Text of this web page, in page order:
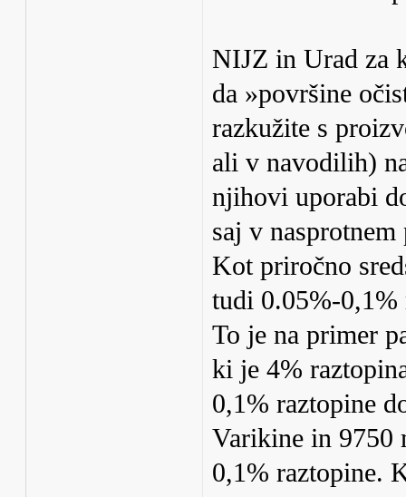
NIJZ in Urad za
da »površine
razkužite s
ali v navodilih)
njihovi uporabi
saj v
Kot priročno
tudi 0.05%-0,1%
To je na primer
ki je 4%
0,1% raztopine
Varikine in 9750
0,1% raztopine.